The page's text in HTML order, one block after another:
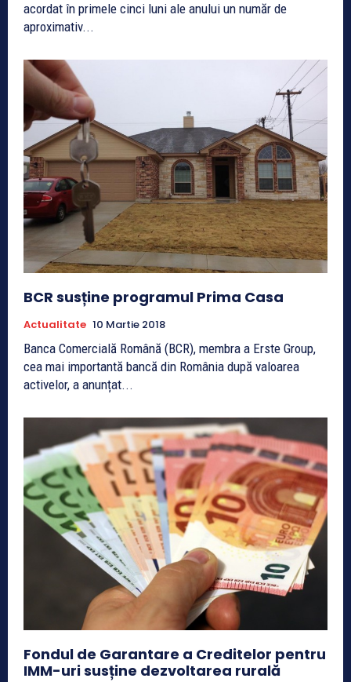
acordat în primele cinci luni ale anului un număr de
aproximativ...
BCR susține programul Prima Casa
Actualitate 10 Martie 2018
Banca Comercială Română (BCR), membra a Erste Group,
cea mai importantă bancă din România după valoarea
activelor, a anunțat...
Fondul de Garantare a Creditelor pentru
IMM-uri susține dezvoltarea rurală